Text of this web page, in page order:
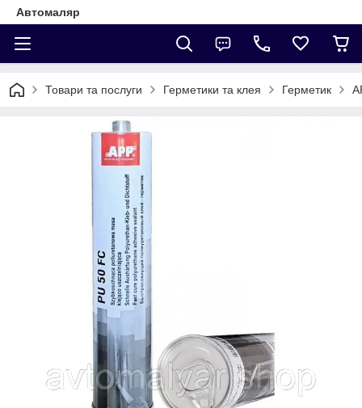
Автомаляр
Товари та послуги Герметики та клея Герметик